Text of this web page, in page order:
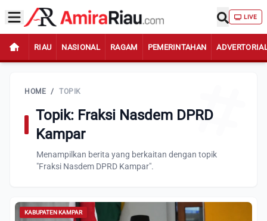
LIVE
RIAU NASIONAL RAGAM PEMERINTAHAN
HOME / TOPIK
Topik: Fraksi Nasdem DPRD
Kampar
Menampilkan berita yang berkaitan dengan topik
"Fraksi Nasdem DPRD Kampar".
KABUPATEN KAMPAR